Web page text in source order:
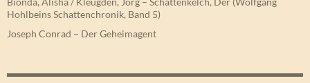
Hohlbeins Schattenchronik, Band 5)
Joseph Conrad – Der Geheimagent